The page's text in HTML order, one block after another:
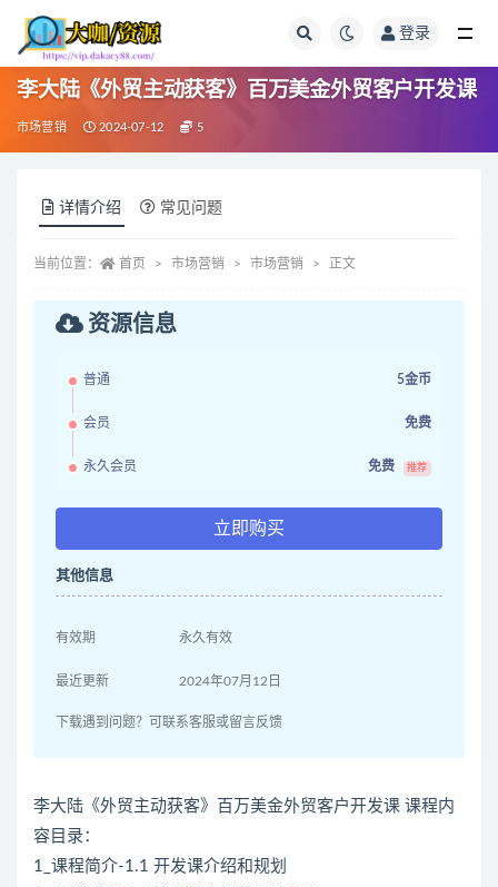
登录
李大陆《外贸主动获客》百万美金外贸客户开发课
市场营销 2024-07-12 5
详情介绍 常见问题
当前位置： 首页 市场营销 市场营销 正文
资源信息
普通 5金币
会员 免费
永久会员 免费 推荐
立即购买
其他信息
有效期 永久有效
最近更新 2024年07月12日
下载遇到问题？可联系客服或留言反馈
李大陆《外贸主动获客》百万美金外贸客户开发课 课程内
容目录：
1_课程简介-1.1 开发课介绍和规划
全部